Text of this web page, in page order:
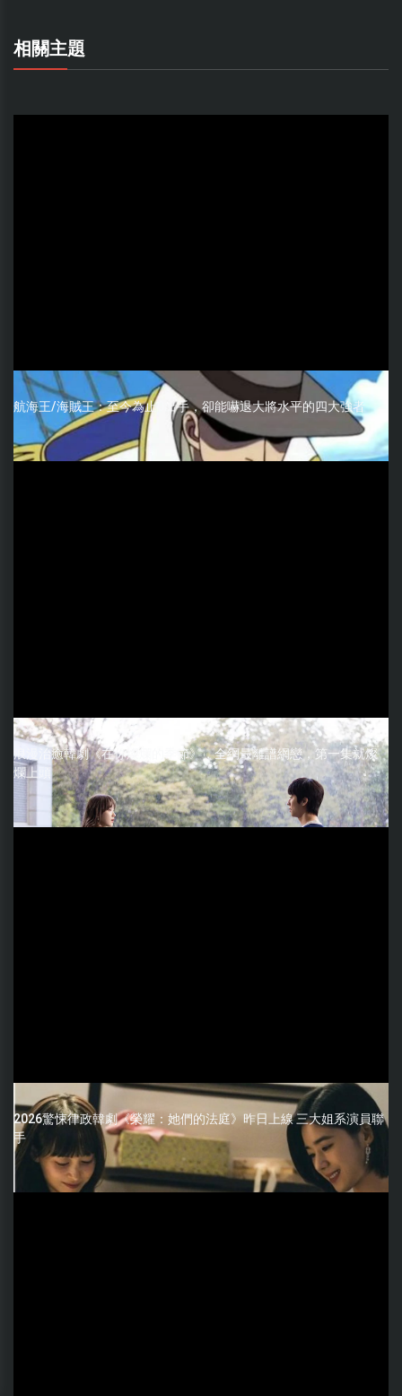
相關主題
航海王/海賊王：至今為止0出手，卻能嚇退大將水平的四大強者
浪漫治癒韓劇《在你燦爛的季節》，全網最離譜網戀，第一集就燦
爛上頭
2026驚悚律政韓劇《榮耀：她們的法庭》昨日上線 三大姐系演員聯
手